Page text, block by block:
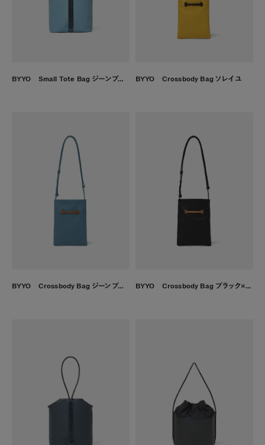
BYYO Small Tote Bag ジーンブルー BYYO Crossbody Bag ソレイユ
BYYO Crossbody Bag ジーンブルー BYYO Crossbody Bag ブラック×ナチュラル